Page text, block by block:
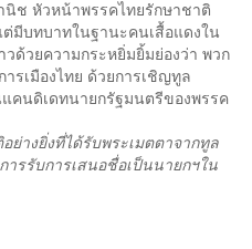
นิช หัวหน้าพรรคไทยรักษาชาติ
มีบทบาทในฐานะคนเสื้อแดงใน
วด้วยความกระหยิ่มยิ้มย่องว่า พวก
รเมืองไทย ด้วยการเชิญทูล
คนดิเดทนายกรัฐมนตรีของพรรค
ย่างยิ่งที่ได้รับพระเมตตาจากทูล
รรับการเสนอชื่อเป็นนายกฯใน